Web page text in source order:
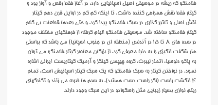
فلامنکو که ریشه در موسیقی اصیل اسپانیایی دارد، در آغاز فقط رقص و آواز بود و
گیتار فقط نقش همراهی کننده داشت. تا اینکه کم کم در اوایل قرن دهم گیتار
نقش اصلی و تاثیر گذاری در سبک فلامنکو پیدا کرد. و حتی بعدها قطعات بی کلام
گیتار فلامنکو ساخته شد. موسیقی فلامنکو الهام گرفته از فرهنگهای مختلف موجود
در سده های ۸ تا ۱۵ در آندلس (منطقه ای در جنوب اسپانیا) می باشد که براستی
هنر شگفت انگیزی را به دنیا معرفی کرد. از بزرگان معاصر گیتار فلامنکو می توان
به پاکو دلوسیا، اتمار لیبرت، گروه چیپسی کینگز و آرمیک گیتاریست ایرانی اشاره
نمود. در نواختن گیتار به سبک فلامنکو که یک سبک گیتار اسپانیش است، تمام
۴ انگشت راست (اگر راست دست هستید)، به سیم ها ضربه می زنند و تکنیکهای
ریتم نوازی بسیار زیبایی مثل راسگوادو در این سبک وجود دارند.